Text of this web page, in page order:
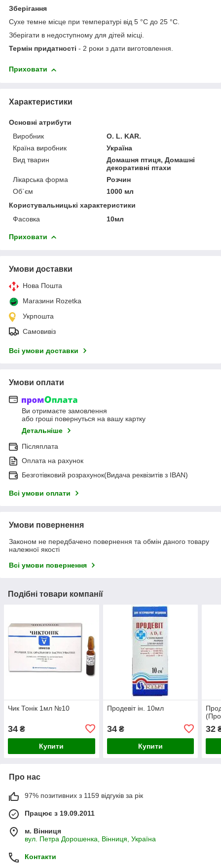
Зберігання
Сухе темне місце при температурі від 5 °С до 25 °С.
Зберігати в недоступному для дітей місці.
Термін придатності - 2 роки з дати виготовлення.
Приховати
Характеристики
Основні атрибути
Виробник
O. L. KAR.
Країна виробник
Україна
Вид тварин
Домашня птиця, Домашні
декоративні птахи
Лікарська форма
Розчин
Об`єм
1000 мл
Користувальницькі характеристики
Фасовка
10мл
Приховати
Умови доставки
Нова Пошта
Магазини Rozetka
Укрпошта
Самовивіз
Всі умови доставки
Умови оплати
Ви отримаєте замовлення
або гроші повернуться на вашу картку
Детальніше
Післяплата
Оплата на рахунок
Безготівковий розрахунок(Видача реквізитів з IBAN)
Всі умови оплати
Умови повернення
Законом не передбачено повернення та обмін даного товару
належної якості
Всі умови повернення
Подібні товари компанії
Чик Тонік 1мл №10
34 ₴
Купити
Продевіт ін. 10мл
34₴
Купити
32
Про нас
97% позитивних з 1159 відгуків за рік
Працює з 19.09.2011
м. Вінниця
вул. Петра Дорошенка, Вінниця, Україна
Контакти